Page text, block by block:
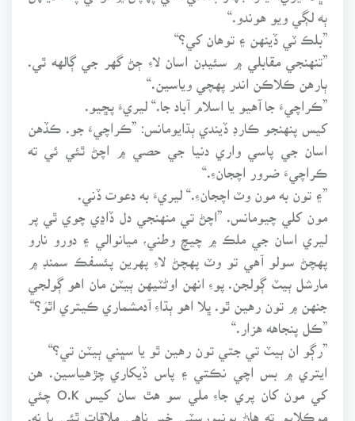
ٻه لڳي ويو هوندو.“
”بلڪ ٽي ڏينهن ۽ توهان کي؟“
”تنهنجي مقابلي ۾ سئيڊن اسان لاءِ ڄڻ گهر جي ڳالهه ٿي.
ٻارهن ڪلاڪن اندر پهچي وياسين.“
”ڪراچيءَ جا آهيو يا اسلام آباد جا.“ ليريءَ پڇيو.
کيس پنهنجو ڪارڊ ڏيندي ٻڌايومانس: ”ڪراچيءَ جو. ڪڏهن
اسان جي پاسي واري دنيا جي حصي ۾ اچڻ ٿئي ئي ته
ڪراچيءَ ضرور اچجانءِ.“
”۽ تون به مون وٽ اچجانءِ.“ ليريءَ به دعوت ڏني.
مون کلي چيومانس. ”اچڻ تي منهنجي دل ڏاڍي چوي ٿي پر
ليري اسان جي ملڪ ۾ چيچ وطني، ميانوالي ۽ دورو نارو
پهچڻ سولو آهي تو وٽ پهچڻ لاءِ پهرين پئسفڪ سمنڊ ۾
مارشل ٻيٽ ڳولجن. پوءِ انهن اوڻٽيهن ٻيٽن مان اهو ڳولجي
جنهن ۾ تون رهين ٿو. ڀلا اهو ٻڌاءِ آدمشماري ڪيتري اٿوَ؟“
”ڪل پنجاهه هزار.“
”رڳو ان ٻيٽ تي جتي تون رهين ٿو يا سڀني ٻيٽن تي؟“
ايتري ۾ بس اچي نڪتي ۽ پاس ڏيکاري چڙهياسين. هن
موڪلايم ته هاڻ يونيورسٽي خبر ناهي ملاقات ٿئي يا نه.